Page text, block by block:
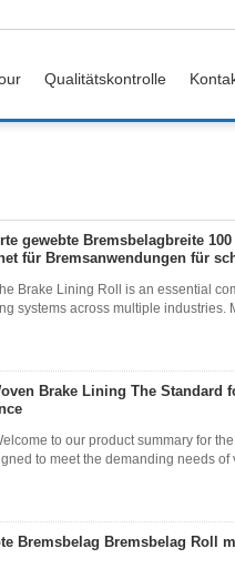
Qualitätskontrolle
gewebte Bremsbelagbreite
für Bremsanwendungen für
Brake Lining Roll is an essential
systems across multiple
Brake Lining The Standard
to our product summary for
to meet the demanding needs
Bremsbelag Bremsbelag Roll